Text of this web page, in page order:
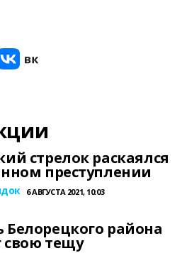
стрелок раскаялся
преступлении
6 АВГУСТА 2021, 10:03
района
свою тещу